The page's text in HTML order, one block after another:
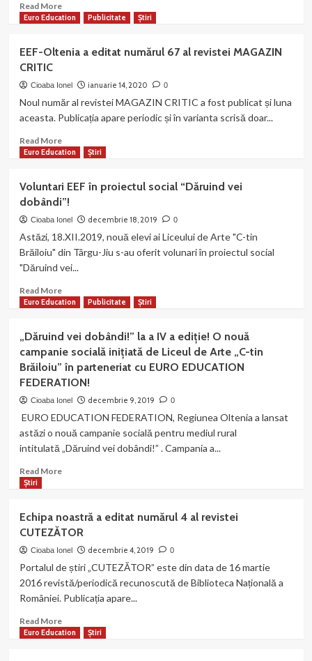
CRITIC
Read MoreRead
more
noastră
reprezentată
și
Canada!
artelor,
25
ianuarie
2020,
Canada
Euro Education Publicitate Știri
EEF-Oltenia a editat numărul 67 al revistei MAGAZIN
CRITIC
Cioaba Ionel ianuarie 14, 2020 0
Noul număr al revistei MAGAZIN CRITIC a fost publicat și luna
aceasta. Publicația apare periodic și în varianta scrisă doar...
Read MoreRead
more
Oltenia
a
editat
numărul
al
revistei
CRITIC
Euro Education Știri
Voluntari EEF în proiectul social “Dăruind vei
dobândi”!
Cioaba Ionel decembrie 18, 2019 0
Astăzi, 18.XII.2019, nouă elevi ai Liceului de Arte "C-tin
Brăiloiu" din Târgu-Jiu s-au oferit volunari în proiectul social
"Dăruind vei...
Read MoreRead
more
EEF
în
proiectul
social
“Dăruind
dobândi”!
Euro Education Publicitate Știri
„Dăruind vei dobândi!” la a IV a ediție! O nouă
campanie socială inițiată de Liceul de Arte „C-tin
Brăiloiu” în parteneriat cu EURO EDUCATION
FEDERATION!
Cioaba Ionel decembrie 9, 2019 0
EURO EDUCATION FEDERATION, Regiunea Oltenia a lansat
astăzi o nouă campanie socială pentru mediul rural
intitulată „Dăruind vei dobândi!” . Campania a...
Read MoreRead
vei
dobândi!”
la
a
ediție!
nouă
campanie
Știri
Echipa noastră a editat numărul 4 al revistei
CUTEZĂTOR
Cioaba Ionel decembrie 4, 2019 0
Portalul de știri „CUTEZĂTOR” este din data de 16 martie
2016 revistă/periodică recunoscută de Biblioteca Națională a
României. Publicația apare...
Read MoreRead
more
Euro Education Știri